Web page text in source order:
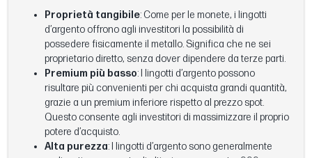
Proprietà tangibile: Come per le monete, i lingotti
d’argento offrono agli investitori la possibilità di
possedere fisicamente il metallo. Significa che ne sei
proprietario diretto, senza dover dipendere da terze parti.
Premium più basso: I lingotti d’argento possono
risultare più convenienti per chi acquista grandi quantità,
grazie a un premium inferiore rispetto al prezzo spot.
Questo consente agli investitori di massimizzare il proprio
potere d’acquisto.
Alta purezza: I lingotti d’argento sono generalmente